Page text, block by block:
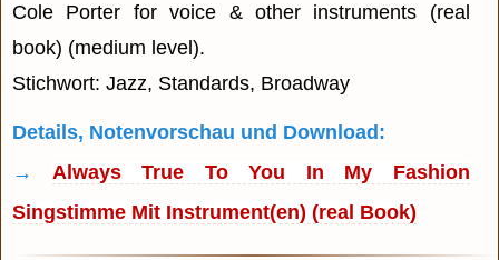
Cole Porter for voice & other instruments (real
book) (medium level).
Stichwort: Jazz, Standards, Broadway
Details, Notenvorschau und Download:
→ Always True To You In My Fashion
Singstimme Mit Instrument(en) (real Book)